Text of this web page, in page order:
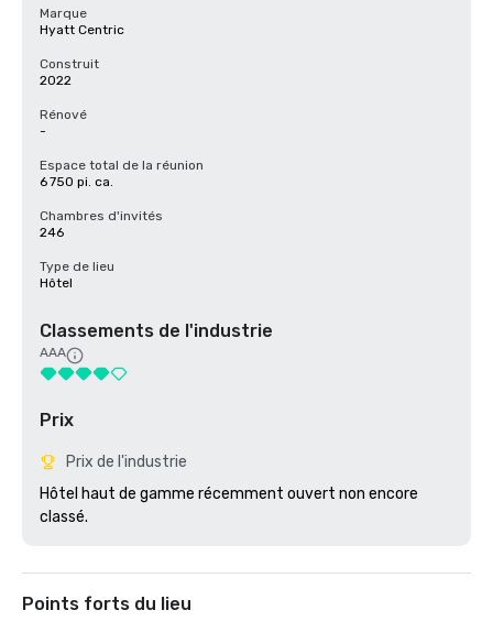
Marque
Hyatt Centric
Construit
2022
Rénové
-
Espace total de la réunion
6 750 pi. ca.
Chambres d'invités
246
Type de lieu
Hôtel
Classements de l'industrie
AAA
Prix
Prix de l'industrie
Hôtel haut de gamme récemment ouvert non encore
classé.
Points forts du lieu